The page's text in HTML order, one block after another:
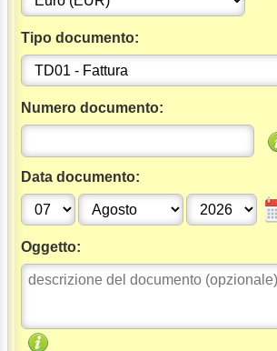
Tipo documento:
Numero documento:
Data documento:
Oggetto: